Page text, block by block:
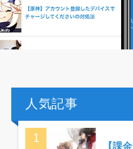
人気記事
【課